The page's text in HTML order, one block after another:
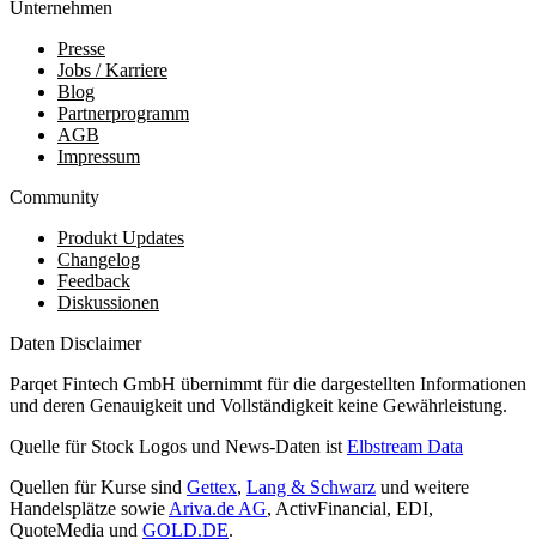
Unternehmen
Presse
Jobs / Karriere
Blog
Partnerprogramm
AGB
Impressum
Community
Produkt Updates
Changelog
Feedback
Diskussionen
Daten Disclaimer
Parqet Fintech GmbH übernimmt für die dargestellten Informationen
und deren Genauigkeit und Vollständigkeit keine Gewährleistung.
Quelle für Stock Logos und News-Daten ist Elbstream Data
Quellen für Kurse sind Gettex, Lang & Schwarz und weitere
Handelsplätze sowie Ariva.de AG, ActivFinancial, EDI,
QuoteMedia und GOLD.DE.